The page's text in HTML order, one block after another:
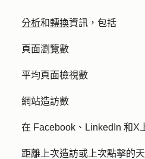
分析和轉換資訊，包括
頁面瀏覽數
平均頁面檢視數
網站造訪數
在 Facebook、LinkedIn 和X
距離上次造訪或上次點擊的